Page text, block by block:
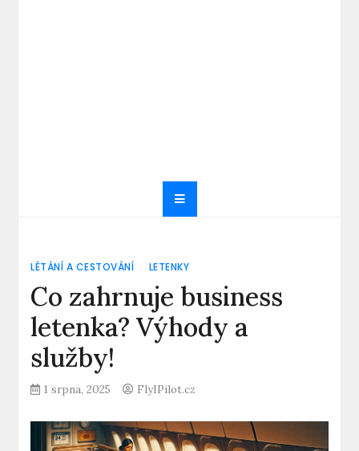
LÉTÁNÍ A CESTOVÁNÍ LETENKY
Co zahrnuje business
letenka? Výhody a
služby!
1 srpna, 2025 FlyIPilot.cz